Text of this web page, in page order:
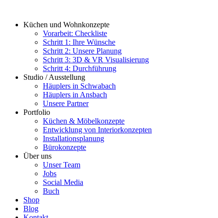
springenKüchen und Wohnkonzepte
Vorarbeit: Checkliste
Schritt 1: Ihre Wünsche
Schritt 2: Unsere Planung
Schritt 3: 3D & VR Visualisierung
Schritt 4: Durchführung
Studio / Ausstellung
Häuplers in Schwabach
Häuplers in Ansbach
Unsere Partner
Portfolio
Küchen & Möbelkonzepte
Entwicklung von Interiorkonzepten
Installationsplanung
Bürokonzepte
Über uns
Unser Team
Jobs
Social Media
Buch
Shop
Blog